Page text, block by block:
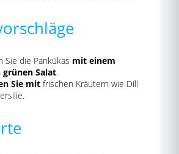
Sie die Pankūkas mit einem
grünen Salat.
Sie mit frischen Kräutern wie Dill